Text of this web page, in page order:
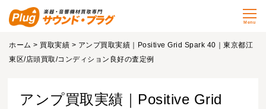
Menu
ホーム > 買取実績 > アンプ買取実績｜Positive Grid Spark 40｜東京都江
東区/店頭買取/コンディション良好の査定例
アンプ買取実績｜Positive Grid